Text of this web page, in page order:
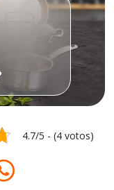
4.7/5 - (4 votos)